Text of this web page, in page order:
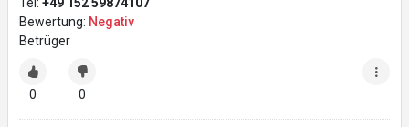
Bewertung: Negativ
Betrüger
0 0